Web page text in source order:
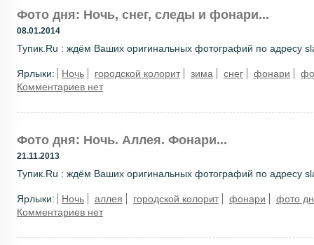
Фото дня: Ночь, снег, следы и фонари...
08.01.2014
Тупик.Ru : ждём Ваших оригинальных фотографий по адресу
Ярлыки: Ночь городской колорит зима снег фонари
Комментариев нет
Фото дня: Ночь. Аллея. Фонари...
21.11.2013
Тупик.Ru : ждём Ваших оригинальных фотографий по адресу
Ярлыки: Ночь аллея городской колорит фонари
фото
Комментариев нет